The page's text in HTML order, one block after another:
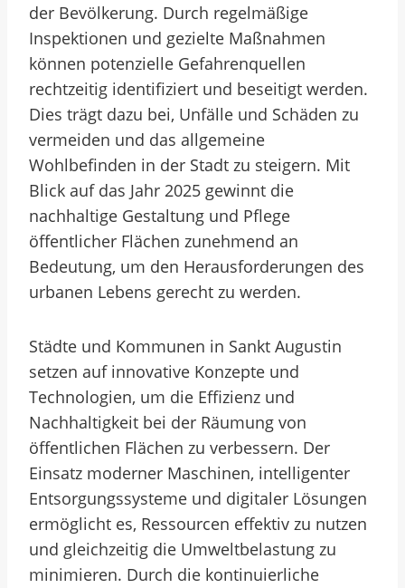
der Bevölkerung. Durch regelmäßige
Inspektionen und gezielte Maßnahmen
können potenzielle Gefahrenquellen
rechtzeitig identifiziert und beseitigt werden.
Dies trägt dazu bei, Unfälle und Schäden zu
vermeiden und das allgemeine
Wohlbefinden in der Stadt zu steigern. Mit
Blick auf das Jahr 2025 gewinnt die
nachhaltige Gestaltung und Pflege
öffentlicher Flächen zunehmend an
Bedeutung, um den Herausforderungen des
urbanen Lebens gerecht zu werden.
Städte und Kommunen in Sankt Augustin
setzen auf innovative Konzepte und
Technologien, um die Effizienz und
Nachhaltigkeit bei der Räumung von
öffentlichen Flächen zu verbessern. Der
Einsatz moderner Maschinen, intelligenter
Entsorgungssysteme und digitaler Lösungen
ermöglicht es, Ressourcen effektiv zu nutzen
und gleichzeitig die Umweltbelastung zu
minimieren. Durch die kontinuierliche